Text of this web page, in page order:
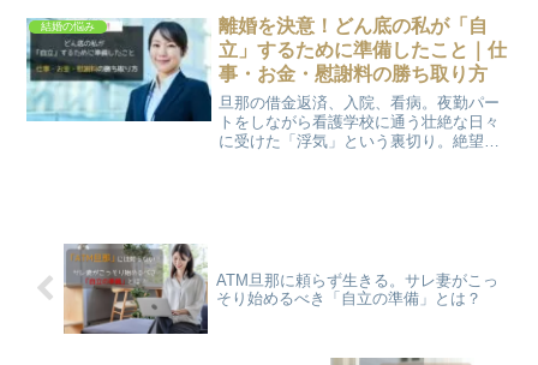
結婚の悩み
離婚を決意！どん底の私が「自
立」するために準備したこと｜仕
事・お金・慰謝料の勝ち取り方
旦那の借金返済、入院、看病。夜勤パー
トをしながら看護学校に通う壮絶な日々
に受けた「浮気」という裏切り。絶望の
ATM旦那に頼らず生きる。サレ妻がこっ
そり始めるべき「自立の準備」とは？